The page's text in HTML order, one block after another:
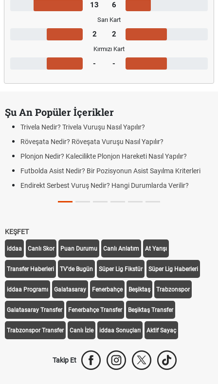
13 6
Sarı Kart
2 2
Kırmızı Kart
- -
Şu An Popüler İçerikler
Trivela Nedir? Trivela Vuruşu Nasıl Yapılır?
Röveşata Nedir? Röveşata Vuruşu Nasıl Yapılır?
Plonjon Nedir? Kalecilikte Plonjon Hareketi Nasıl Yapılır?
Futbolda Asist Nedir? Bir Pozisyonun Asist Sayılma Kriterleri
Endirekt Serbest Vuruş Nedir? Hangi Durumlarda Verilir?
KEŞFET
iddaa Canlı Skor Puan Durumu Canlı Anlatım At Yarışı
Transfer Haberleri TV'de Bugün Süper Lig Fikstür Süper Lig Haberleri
iddaa Programı Galatasaray Fenerbahçe Beşiktaş Trabzonspor
Galatasaray Transfer Fenerbahçe Transfer Beşiktaş Transfer
Trabzonspor Transfer Canlı İzle iddaa Sonuçları Aktif Sayaç
Takip Et